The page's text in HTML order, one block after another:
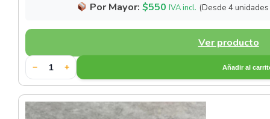
Por Mayor: $550 IVA incl. (Desde 4
Ver producto
− + Añadir al